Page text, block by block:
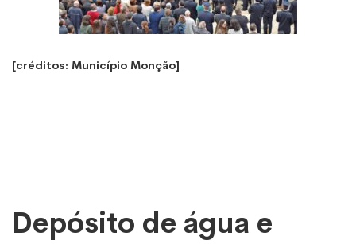
[créditos: Município Monção]
Depósito de água e